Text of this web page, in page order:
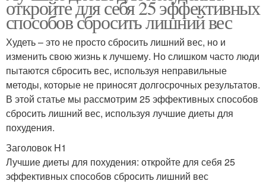
откройте для себя 25 эффективных
способов сбросить лишний вес
Худеть – это не просто сбросить лишний вес, но и
изменить свою жизнь к лучшему. Но слишком часто люди
пытаются сбросить вес, используя неправильные
методы, которые не приносят долгосрочных результатов.
В этой статье мы рассмотрим 25 эффективных способов
сбросить лишний вес, используя лучшие диеты для
похудения.
Заголовок H1
Лучшие диеты для похудения: откройте для себя 25
эффективных способов сбросить лишний вес